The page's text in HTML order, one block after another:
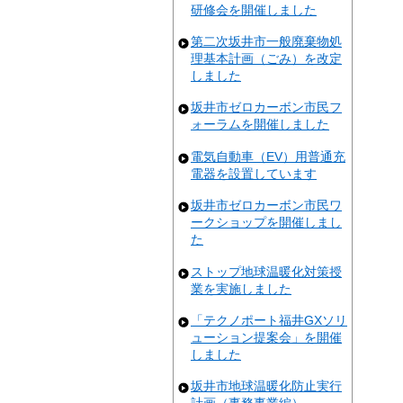
研修会を開催しました
第二次坂井市一般廃棄物処
理基本計画（ごみ）を改定
しました
坂井市ゼロカーボン市民フ
ォーラムを開催しました
電気自動車（EV）用普通充
電器を設置しています
坂井市ゼロカーボン市民ワ
ークショップを開催しまし
た
ストップ地球温暖化対策授
業を実施しました
「テクノポート福井GXソリ
ューション提案会」を開催
しました
坂井市地球温暖化防止実行